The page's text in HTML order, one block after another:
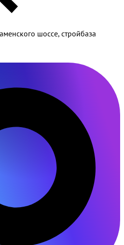
шоссе, стройбаза